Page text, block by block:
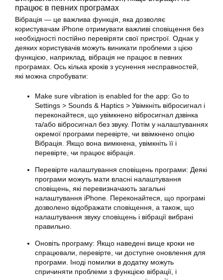
працює в певних програмах
Вібрація — це важлива функція, яка дозволяє
користувачам iPhone отримувати важливі сповіщення без
необхідності постійно перевіряти свої пристрої. Однак у
деяких користувачів можуть виникати проблеми з цією
функцією, наприклад, вібрація не працює в певних
програмах. Ось кілька кроків з усунення несправностей,
які можна спробувати:
Make sure vibration is enabled for the app: Go to
Settings > Sounds & Haptics > Увімкніть вібросигнал і
переконайтеся, що увімкнено вібросигнал дзвінка
та/або вібросигнал без звуку. Потім у налаштуваннях
окремої програми перевірте, чи ввімкнено опцію
Вібрація. Якщо вона вимкнена, увімкніть її і
перевірте, чи працює вібрація.
Перевірте налаштування сповіщень програми: Деякі
програми можуть мати власні налаштування
сповіщень, які перевизначають загальні
налаштування iPhone . Переконайтеся, що програмі
дозволено відображати сповіщення, а також, що
налаштування звуку сповіщень і вібрації вибрані
правильно.
Оновіть програму: Якщо наведені вище кроки не
спрацювали, перевірте, чи доступне оновлення для
програми. Іноді помилки в додатку можуть
спричиняти проблеми з функцією вібрації, і